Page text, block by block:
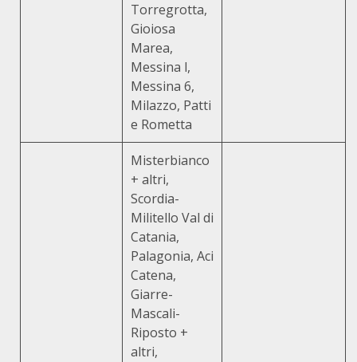
Torregrotta,
Gioiosa
Marea,
Messina l,
Messina 6,
Milazzo, Patti
e Rometta
Misterbianco
+ altri,
Scordia-
Militello Val di
Catania,
Palagonia, Aci
Catena,
Giarre-
Mascali-
Riposto +
altri,